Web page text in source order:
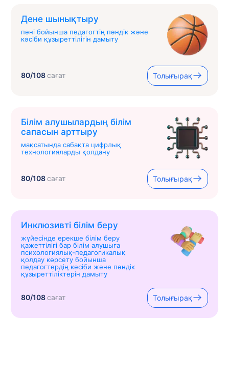
Дене шынықтыру
пәні бойынша педагогтің пәндік және
кәсіби құзыреттілігін дамыту
80/108сағат Толығырақ
Білім алушылардың білім
сапасын арттыру
мақсатында сабақта цифрлық
технологияларды қолдану
80/108сағат Толығырақ
Инклюзивті білім беру
жүйесінде ерекше білім беру
қажеттілігі бар білім алушыға
психологиялық-педагогикалық
қолдау көрсету бойынша
педагогтердің кәсіби және пәндік
құзыреттіліктерін дамыту
80/108сағат Толығырақ